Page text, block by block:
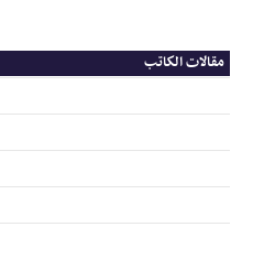
مقالات الكاتب